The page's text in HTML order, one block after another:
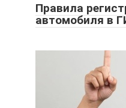
Правила
автомобиля в